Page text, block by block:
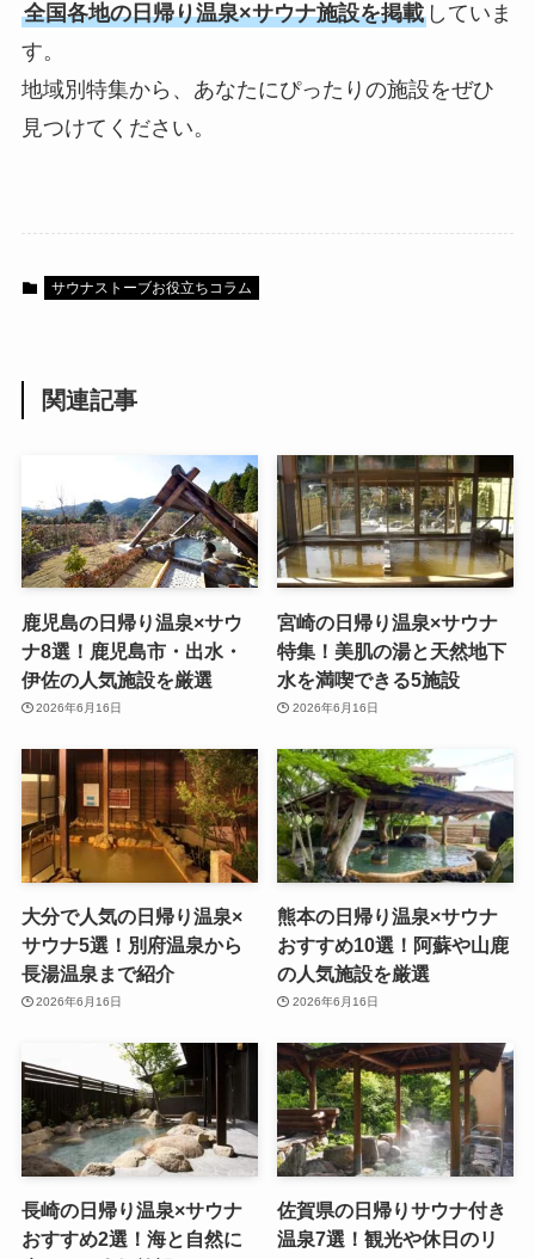
全国各地の日帰り温泉×サウナ施設を掲載していま
す。
地域別特集から、あなたにぴったりの施設をぜひ
見つけてください。
サウナストーブお役立ちコラム
関連記事
鹿児島の日帰り温泉×サウ
ナ8選！鹿児島市・出水・
伊佐の人気施設を厳選
2026年6月16日
宮崎の日帰り温泉×サウナ
特集！美肌の湯と天然地下
水を満喫できる5施設
2026年6月16日
大分で人気の日帰り温泉×
サウナ5選！別府温泉から
長湯温泉まで紹介
2026年6月16日
熊本の日帰り温泉×サウナ
おすすめ10選！阿蘇や山鹿
の人気施設を厳選
2026年6月16日
長崎の日帰り温泉×サウナ
おすすめ2選！海と自然に
佐賀県の日帰りサウナ付き
温泉7選！観光や休日のリ